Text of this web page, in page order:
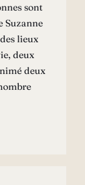
sont
Suzanne
lieux
deux
deux